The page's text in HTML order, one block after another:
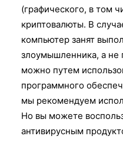
(графического, в том
криптовалюты. В
компьютер занят
злоумышленника, а не
можно путем
программного
мы рекомендуем
Но вы можете
антивирусным